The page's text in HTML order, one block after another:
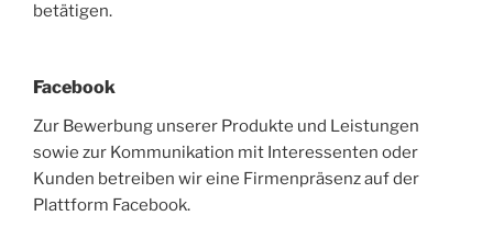
betätigen.
Facebook
Zur Bewerbung unserer Produkte und Leistungen
sowie zur Kommunikation mit Interessenten oder
Kunden betreiben wir eine Firmenpräsenz auf der
Plattform Facebook.